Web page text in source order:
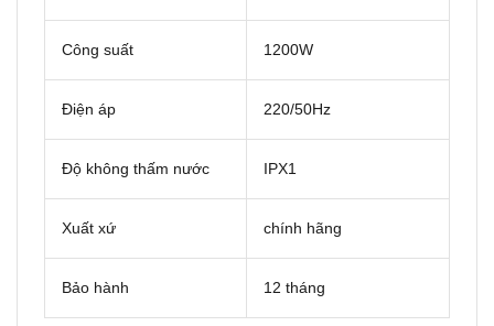
Công suất 1200W
Điện áp 220/50Hz
Độ không thấm nước IPX1
Xuất xứ chính hãng
Bảo hành 12 tháng